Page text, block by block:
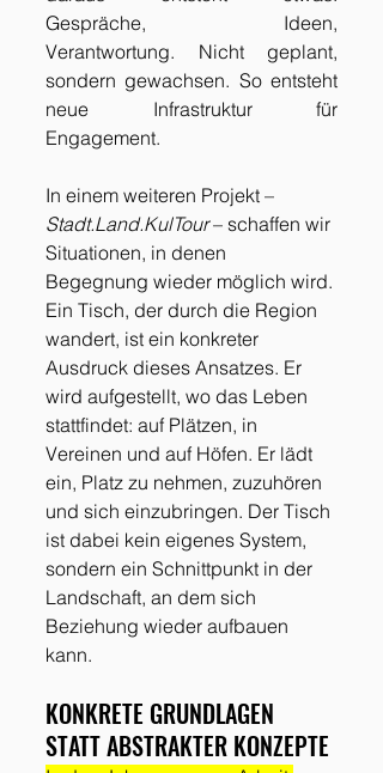
Gespräche, Ideen,
Verantwortung. Nicht geplant,
sondern gewachsen. So entsteht
neue Infrastruktur für
Engagement.
In einem weiteren Projekt –
Stadt.Land.KulTour – schaffen wir
Situationen, in denen
Begegnung wieder möglich wird.
Ein Tisch, der durch die Region
wandert, ist ein konkreter
Ausdruck dieses Ansatzes. Er
wird aufgestellt, wo das Leben
stattfindet: auf Plätzen, in
Vereinen und auf Höfen. Er lädt
ein, Platz zu nehmen, zuzuhören
und sich einzubringen. Der Tisch
ist dabei kein eigenes System,
sondern ein Schnittpunkt in der
Landschaft, an dem sich
Beziehung wieder aufbauen
kann.
KONKRETE GRUNDLAGEN
STATT ABSTRAKTER KONZEPTE